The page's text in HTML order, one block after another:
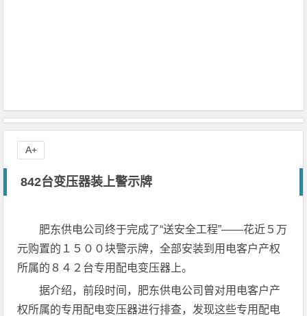
842台变压器装上警示牌
肥东供电公司终于完成了“送安全工程”——花近５万
元购置的１５００块警示牌，全部安装到用电客户产权
所属的８４２台专用配电变压器上。
据介绍，前段时间，肥东供电公司曾对用电客户产
权所属的专用配电变压器进行排查，发现这些专用配电
A+